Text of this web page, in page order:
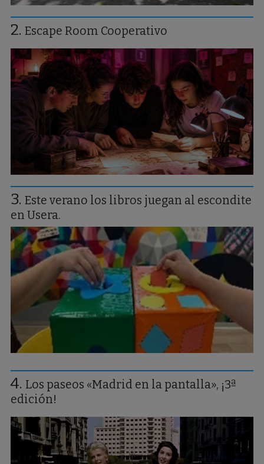
Escape Room Cooperativo
Este verano los libros juegan al escondite
en Usera.
Los paseos «Madrid en la pantalla», ¡3ª
edición!